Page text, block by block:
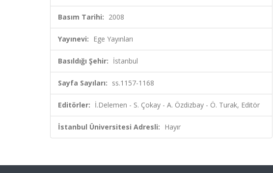
Basım Tarihi: 2008
Yayınevi: Ege Yayınları
Basıldığı Şehir: İstanbul
Sayfa Sayıları: ss.1157-1168
Editörler: İ.Delemen - S. Çokay - A. Özdizbay - Ö. Turak, Editör
İstanbul Üniversitesi Adresli: Hayır